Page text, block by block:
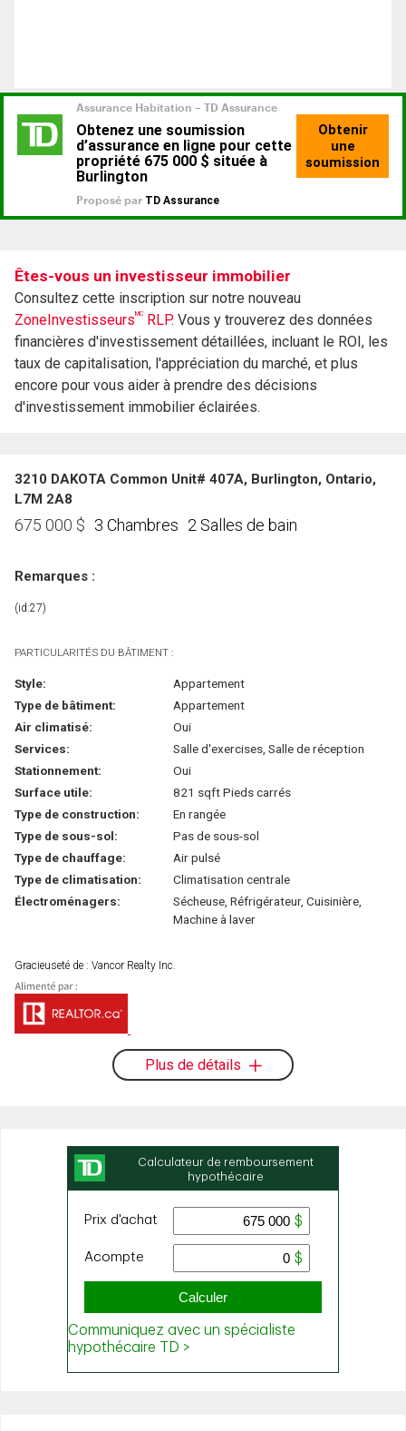
Êtes-vous un investisseur immobilier
Consultez cette inscription sur notre nouveau
ZoneInvestisseursMC RLP. Vous y trouverez des données
financières d'investissement détaillées, incluant le ROI, les
taux de capitalisation, l'appréciation du marché, et plus
encore pour vous aider à prendre des décisions
d'investissement immobilier éclairées.
3210 DAKOTA Common Unit# 407A, Burlington, Ontario,
L7M 2A8
675 000 $ 3 Chambres 2 Salles de bain
Remarques :
(id:27)
PARTICULARITÉS DU BÂTIMENT :
Style:
Appartement
Type de bâtiment:
Appartement
Air climatisé:
Oui
Services:
Salle d'exercises, Salle de réception
Stationnement:
Oui
Surface utile:
821 sqft Pieds carrés
Type de construction:
En rangée
Type de sous-sol:
Pas de sous-sol
Type de chauffage:
Air pulsé
Type de climatisation:
Climatisation centrale
Électroménagers:
Sécheuse, Réfrigérateur, Cuisinière,
Machine à laver
Gracieuseté de : Vancor Realty Inc.
Plus de détails